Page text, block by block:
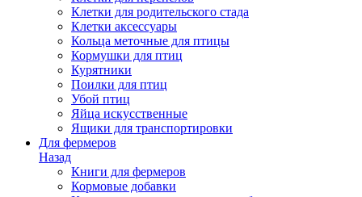
Клетки для родительского стада
Клетки аксессуары
Кольца меточные для птицы
Кормушки для птиц
Курятники
Поилки для птиц
Убой птиц
Яйца искусственные
Ящики для транспортировки
Для фермеров
Назад
Книги для фермеров
Кормовые добавки